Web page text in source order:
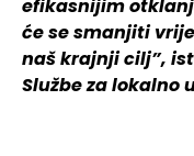
efikasnijim
će se smanjiti
naš krajnji cilj”,
Službe za lokalno